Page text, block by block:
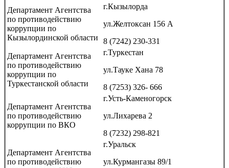
Департамент Агентства
по противодействию
коррупции по
Кызылординской области
г.Кызылорда
ул.Желтоксан 156 А
8 (7242) 230-331
Департамент Агентства
по противодействию
коррупции по
Туркестанской области
г.Туркестан
ул.Тауке Хана 78
8 (7253) 326- 666
Департамент Агентства
по противодействию
коррупции по ВКО
г.Усть-Каменогорск
ул.Лихарева 2
8 (7232) 298-821
Департамент Агентства
по противодействию
г.Уральск
ул.Курмангазы 89/1